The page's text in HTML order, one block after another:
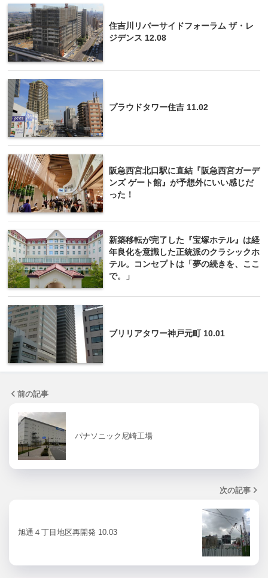
住吉川リバーサイドフォーラム ザ・レ
ジデンス 12.08
プラウドタワー住吉 11.02
阪急西宮北口駅に直結『阪急西宮ガーデ
ンズ ゲート館』が予想外にいい感じだ
った！
新築移転が完了した『宝塚ホテル』は経
年良化を意識した正統派のクラシックホ
テル。コンセプトは「夢の続きを、ここ
で。」
ブリリアタワー神戸元町 10.01
前の記事
パナソニック尼崎工場
次の記事
旭通４丁目地区再開発 10.03